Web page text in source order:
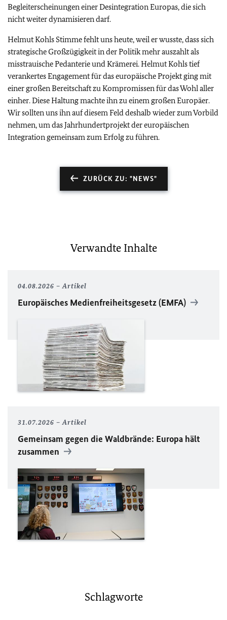
Begleiterscheinungen einer Desintegration Europas, die sich
nicht weiter dynamisieren darf.
Helmut Kohls Stimme fehlt uns heute, weil er wusste, dass sich
strategische Großzügigkeit in der Politik mehr auszahlt als
misstrauische Pedanterie und Krämerei. Helmut Kohls tief
verankertes Engagement für das europäische Projekt ging mit
einer großen Bereitschaft zu Kompromissen für das Wohl aller
einher. Diese Haltung machte ihn zu einem großen Europäer.
Wir sollten uns ihn auf diesem Feld deshalb wieder zum Vorbild
nehmen, um das Jahrhundertprojekt der europäischen
Integration gemeinsam zum Erfolg zu führen.
ZURÜCK ZU: "NEWS"
Verwandte Inhalte
04.08.2026 Artikel
Europäisches Medienfreiheitsgesetz (EMFA)
31.07.2026 Artikel
Gemeinsam gegen die Waldbrände: Europa hält
zusammen
Schlagworte